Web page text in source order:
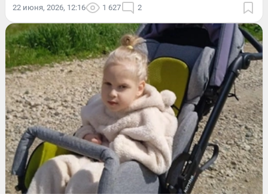
22 июня, 2026, 12:16 1 627 2